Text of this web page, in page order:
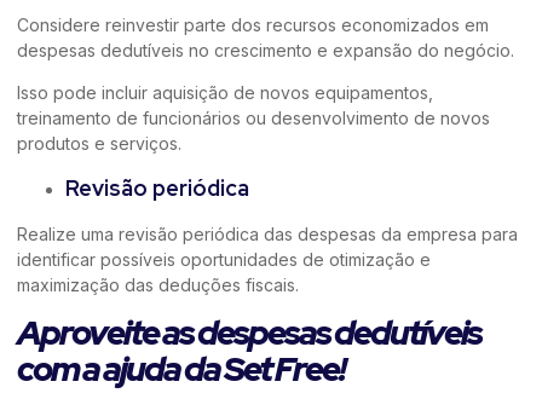
Considere reinvestir parte dos recursos economizados em
despesas dedutíveis no crescimento e expansão do negócio.
Isso pode incluir aquisição de novos equipamentos,
treinamento de funcionários ou desenvolvimento de novos
produtos e serviços.
Revisão periódica
Realize uma revisão periódica das despesas da empresa para
identificar possíveis oportunidades de otimização e
maximização das deduções fiscais.
Aproveite as despesas dedutíveis
com a ajuda da Set Free!